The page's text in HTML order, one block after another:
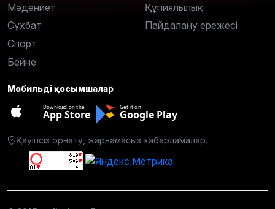
Мәдениет
Сұхбат
Спорт
Бейне
Құпиялылық
Пайдалану ережесі
Мобильді қосымшалар
Download on the
App Store
Get it on
Google Play
Қауіпсіз орнату, жарнамасыз хабарламалар.